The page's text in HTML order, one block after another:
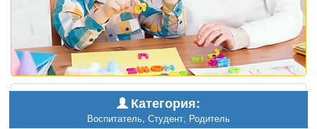
Категория:
Воспитатель, Студент, Родитель